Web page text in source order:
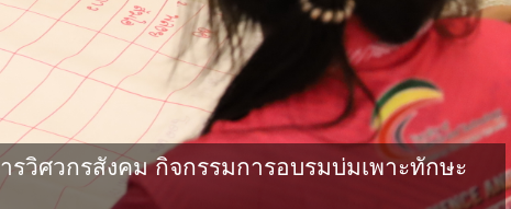
วิศวกรสังคม กิจกรรมการอบรมบ่มเพาะทักษะ